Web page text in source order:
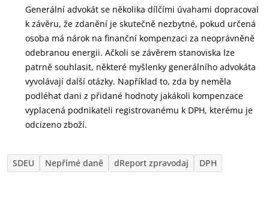
Generální advokát se několika dílčími úvahami dopracoval
k závěru, že zdanění je skutečně nezbytné, pokud určená
osoba má nárok na finanční kompenzaci za neoprávněně
odebranou energii. Ačkoli se závěrem stanoviska lze
patrně souhlasit, některé myšlenky generálního advokáta
vyvolávají další otázky. Například to, zda by neměla
podléhat dani z přidané hodnoty jakákoli kompenzace
vyplacená podnikateli registrovanému k DPH, kterému je
odcizeno zboží.
SDEU Nepřímé daně dReport zpravodaj DPH